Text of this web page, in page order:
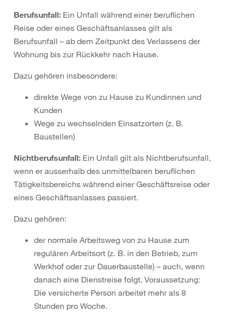
Berufsunfall: Ein Unfall während einer beruflichen
Reise oder eines Geschäftsanlasses gilt als
Berufsunfall – ab dem Zeitpunkt des Verlassens der
Wohnung bis zur Rückkehr nach Hause.
Dazu gehören insbesondere:
direkte Wege von zu Hause zu Kundinnen und
Kunden
Wege zu wechselnden Einsatzorten (z. B.
Baustellen)
Nichtberufsunfall: Ein Unfall gilt als Nichtberufsunfall,
wenn er ausserhalb des unmittelbaren beruflichen
Tätigkeitsbereichs während einer Geschäftsreise oder
eines Geschäftsanlasses passiert.
Dazu gehören:
der normale Arbeitsweg von zu Hause zum
regulären Arbeitsort (z. B. in den Betrieb, zum
Werkhof oder zur Dauerbaustelle) – auch, wenn
danach eine Dienstreise folgt. Voraussetzung:
Die versicherte Person arbeitet mehr als 8
Stunden pro Woche.